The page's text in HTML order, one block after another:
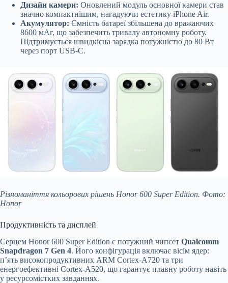
Дизайн камери: Оновлений модуль основної камери став
значно компактнішим, нагадуючи естетику iPhone Air.
Акумулятор: Ємність батареї збільшена до вражаючих
8600 мАг, що забезпечить тривалу автономну роботу.
Підтримується швидкісна зарядка потужністю до 80 Вт
через порт USB-C.
Різноманіття кольорових рішень Honor 600 Super Edition. Фото:
Honor
Продуктивність та дисплей
Серцем Honor 600 Super Edition є потужний чипсет Qualcomm
Snapdragon 7 Gen 4. Його конфігурація включає вісім ядер:
п’ять високопродуктивних ARM Cortex-A720 та три
енергоефективні Cortex-A520, що гарантує плавну роботу навіть
у ресурсомістких завданнях.